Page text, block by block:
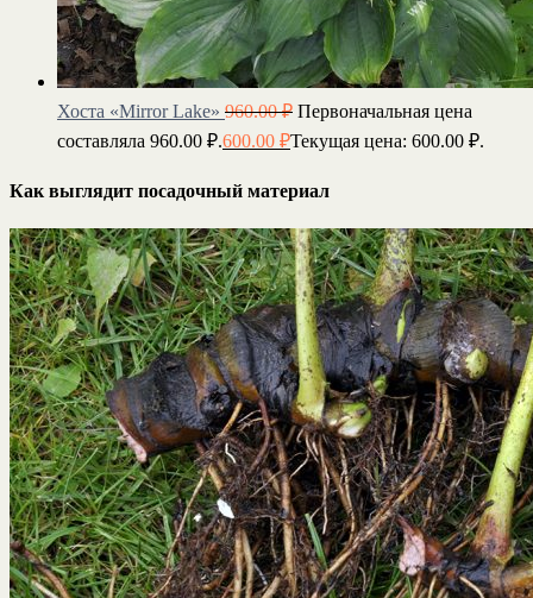
Хоста «Mirror Lake» 960.00₽ Первоначальная цена
составляла 960.00 ₽.600.00 ₽Текущая цена: 600.00 ₽.
Как выглядит посадочный материал